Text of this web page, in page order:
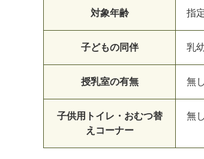
対象年齢 指
子どもの同伴 乳
授乳室の有無 無し
子供用トイレ・おむつ替
えコーナー
無し